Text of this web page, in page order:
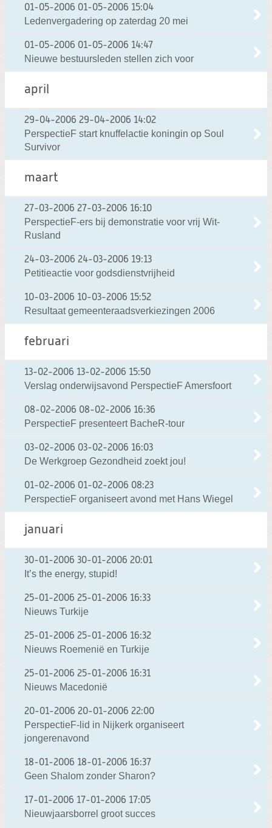
01-05-2006 01-05-2006 15:04
Ledenvergadering op zaterdag 20 mei
01-05-2006 01-05-2006 14:47
Nieuwe bestuursleden stellen zich voor
april
29-04-2006 29-04-2006 14:02
PerspectieF start knuffelactie koningin op Soul
Survivor
maart
27-03-2006 27-03-2006 16:10
PerspectieF-ers bij demonstratie voor vrij Wit-
Rusland
24-03-2006 24-03-2006 19:13
Petitieactie voor godsdienstvrijheid
10-03-2006 10-03-2006 15:52
Resultaat gemeenteraadsverkiezingen 2006
februari
13-02-2006 13-02-2006 15:50
Verslag onderwijsavond PerspectieF Amersfoort
08-02-2006 08-02-2006 16:36
PerspectieF presenteert BacheR-tour
03-02-2006 03-02-2006 16:03
De Werkgroep Gezondheid zoekt jou!
01-02-2006 01-02-2006 08:23
PerspectieF organiseert avond met Hans Wiegel
januari
30-01-2006 30-01-2006 20:01
It’s the energy, stupid!
25-01-2006 25-01-2006 16:33
Nieuws Turkije
25-01-2006 25-01-2006 16:32
Nieuws Roemenië en Turkije
25-01-2006 25-01-2006 16:31
Nieuws Macedonië
20-01-2006 20-01-2006 22:00
PerspectieF-lid in Nijkerk organiseert
jongerenavond
18-01-2006 18-01-2006 16:37
Geen Shalom zonder Sharon?
17-01-2006 17-01-2006 17:05
Nieuwjaarsborrel groot succes